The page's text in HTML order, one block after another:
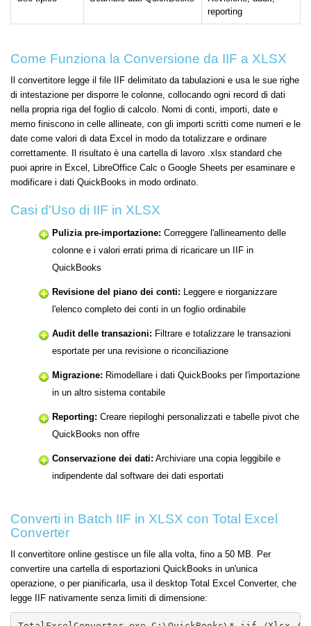
reporting
Come Funziona la Conversione da IIF a XLSX
Il convertitore legge il file IIF delimitato da tabulazioni e usa le sue righe
di intestazione per disporre le colonne, collocando ogni record di dati
nella propria riga del foglio di calcolo. Nomi di conti, importi, date e
memo finiscono in celle allineate, con gli importi scritti come numeri e le
date come valori di data Excel in modo da totalizzare e ordinare
correttamente. Il risultato è una cartella di lavoro .xlsx standard che
puoi aprire in Excel, LibreOffice Calc o Google Sheets per esaminare e
modificare i dati QuickBooks in modo ordinato.
Casi d'Uso di IIF in XLSX
Pulizia pre-importazione: Correggere l'allineamento delle
colonne e i valori errati prima di ricaricare un IIF in
QuickBooks
Revisione del piano dei conti: Leggere e riorganizzare
l'elenco completo dei conti in un foglio ordinabile
Audit delle transazioni: Filtrare e totalizzare le transazioni
esportate per una revisione o riconciliazione
Migrazione: Rimodellare i dati QuickBooks per l'importazione
in un altro sistema contabile
Reporting: Creare riepiloghi personalizzati e tabelle pivot che
QuickBooks non offre
Conservazione dei dati: Archiviare una copia leggibile e
indipendente dal software dei dati esportati
Converti in Batch IIF in XLSX con Total Excel
Converter
Il convertitore online gestisce un file alla volta, fino a 50 MB. Per
convertire una cartella di esportazioni QuickBooks in un'unica
operazione, o per pianificarla, usa il desktop Total Excel Converter, che
legge IIF nativamente senza limiti di dimensione: